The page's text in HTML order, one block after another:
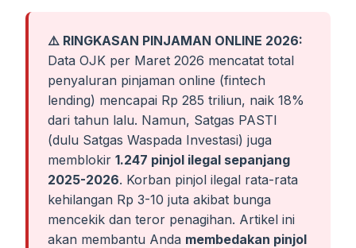
⚠️ RINGKASAN PINJAMAN ONLINE 2026:
Data OJK per Maret 2026 mencatat total
penyaluran pinjaman online (fintech
lending) mencapai Rp 285 triliun, naik 18%
dari tahun lalu. Namun, Satgas PASTI
(dulu Satgas Waspada Investasi) juga
memblokir 1.247 pinjol ilegal sepanjang
2025-2026. Korban pinjol ilegal rata-rata
kehilangan Rp 3-10 juta akibat bunga
mencekik dan teror penagihan. Artikel ini
akan membantu Anda membedakan pinjol